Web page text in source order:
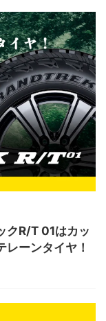
クR/T 01はカッ
ーンタイヤ！